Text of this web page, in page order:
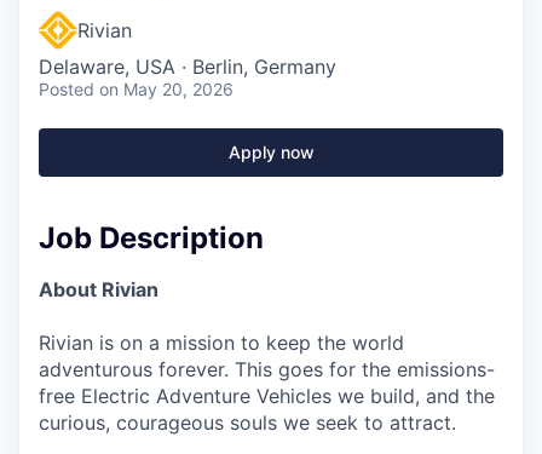
Rivian
Delaware, USA · Berlin, Germany
Posted on May 20, 2026
Apply now
Job Description
About Rivian
Rivian is on a mission to keep the world
adventurous forever. This goes for the emissions-
free Electric Adventure Vehicles we build, and the
curious, courageous souls we seek to attract.